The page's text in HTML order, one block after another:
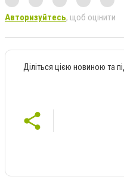
Авторизуйтесь, щоб оцінити
Діліться цією новиною та